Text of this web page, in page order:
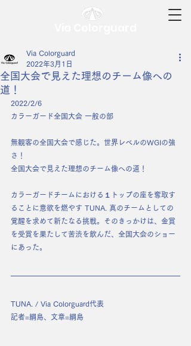
全国大会で見えた理想のチーム像への
道！
Via Colorguard
2022年3月1日
2022/2/6
カラーガード全国大会 一般の部
無観客の全国大会で感じた。世界レベルのWGIの強
さ！
全国大会で見えた理想のチーム像への道！
カラーガードチームにおける１トップの座を奪取す
ることに意欲を燃やす TUNA. 真のチームとしての
覚醒を求めて新たなる挑戦。そのきっかけは、金賞
を受賞を果たして苦渋を飲んだ、全国大会のショー
にあった。
TUNA. / Via Colorguard代表
記者=綱島、文章=綱島